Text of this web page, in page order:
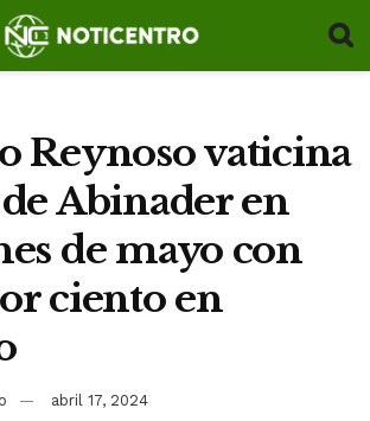
Reynoso vaticina
Abinader en
de mayo con
ciento en
abril 17, 2024